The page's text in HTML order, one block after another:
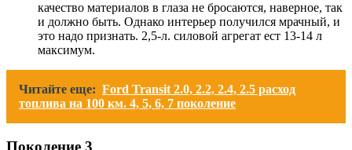
качество материалов в глаза не бросаются, наверное, так
и должно быть. Однако интерьер получился мрачный, и
это надо признать. 2,5-л. силовой агрегат ест 13-14 л
максимум.
Читайте еще: Ford Transit 2.0, 2.2, 2.4, 2.5 расход
топлива на 100 км. 4, 5, 6, 7 поколение
Поколение 3